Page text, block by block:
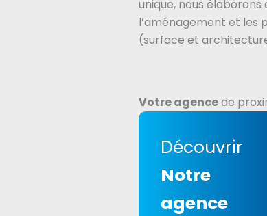
unique, nous
l’aménagement et les
(surface et
Votre agencede
Découvrir
Notre
agence